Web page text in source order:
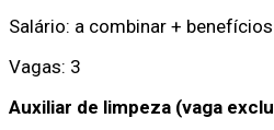
Salário: a combinar + benefícios
Vagas: 3
Auxiliar de limpeza (vaga